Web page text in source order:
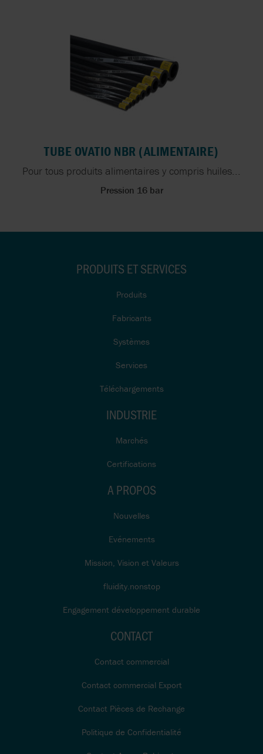
TUBE OVATIO NBR (ALIMENTAIRE)
Pour tous produits alimentaires y compris huiles...
Pression 16 bar
PRODUITS ET SERVICES
Produits
Fabricants
Systèmes
Services
Téléchargements
INDUSTRIE
Marchés
Certifications
A PROPOS
Nouvelles
Evénements
Mission, Vision et Valeurs
fluidity.nonstop
Engagement développement durable
CONTACT
Contact commercial
Contact commercial Export
Contact Pièces de Rechange
Politique de Confidentialité